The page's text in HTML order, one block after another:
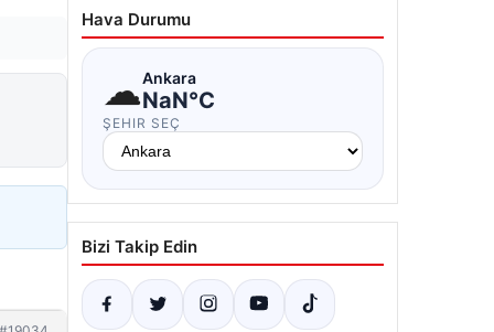
Hava Durumu
☁Ankara
NaN°C
ŞEHIR SEÇ
Bizi Takip Edin